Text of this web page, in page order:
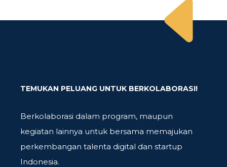
TEMUKAN PELUANG UNTUK BERKOLABORASI!
Berkolaborasi dalam program, maupun
kegiatan lainnya untuk bersama memajukan
perkembangan talenta digital dan startup
Indonesia.